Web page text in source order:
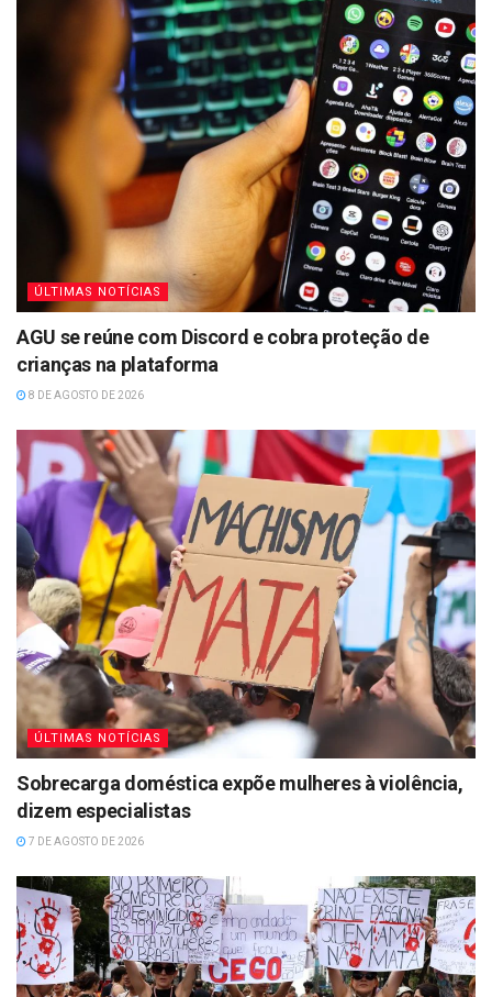
ÚLTIMAS NOTÍCIAS
AGU se reúne com Discord e cobra proteção de
crianças na plataforma
8 DE AGOSTO DE 2026
ÚLTIMAS NOTÍCIAS
Sobrecarga doméstica expõe mulheres à violência,
dizem especialistas
7 DE AGOSTO DE 2026